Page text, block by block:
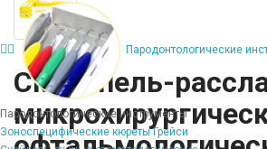
Пародонтологические
Пародонтологические инструменты
Зоноспецифические кюреты Грейси
Скальпель-